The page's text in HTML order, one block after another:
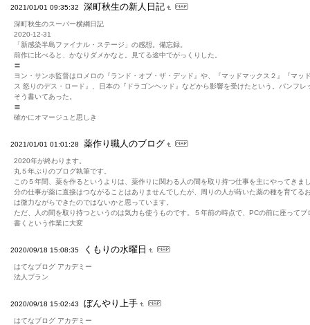
2021/01/01 09:35:32 深町秋生の新人日記
深町秋生のスーパー横綱日記
2020-12-31
「新感染半島ファイナル・ステージ」の感想。備忘録。
前作に比べると、かなりダメかなと。見てる途中でがっくりした。
〓
ヨン・サンホ監督はロメロの『ランド・オブ・ザ・デッド』や、『マッドマックス２』『マッ
ス 怒りのデス・ロード』、日本の『ドラゴンヘッド』などから影響を受けたという。パンフレ
そう書いてあった。
〓
確かにオマージュと思しき
2021/01/01 01:01:28 薬作り職人のブログ
2020年が終わります。
丸５年ぶりのブログ執筆です。
この５年間、薬を作るというよりは、薬作りに関わる人の間を取り持つ仕事を主にやってきま
分の仕事が薬に直接はつながることはありませんでしたが、周りの人が蒔いた薬の種を育てる
は微力ながらできたのではないかと思っています。
ただ、人の間を取り持つというのは気力も使うものです。５年前の時点で、PCの前に座ってブ
書くという作業に大変
2020/09/18 15:08:35 くもりの水曜日
はてなブログ アカデミー
法人プラン
2020/09/18 15:02:43 ぼんやり上手
はてなブログ アカデミー